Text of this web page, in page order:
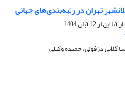
تهران در رتبه‌بندی‌های جهانی
آنلاین از12 آبان 1404
گلابی دزفولی، حمیده وکیلی